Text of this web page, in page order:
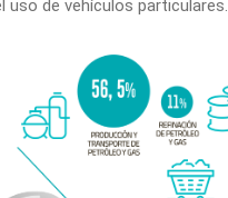
uso de vehículos particulares.